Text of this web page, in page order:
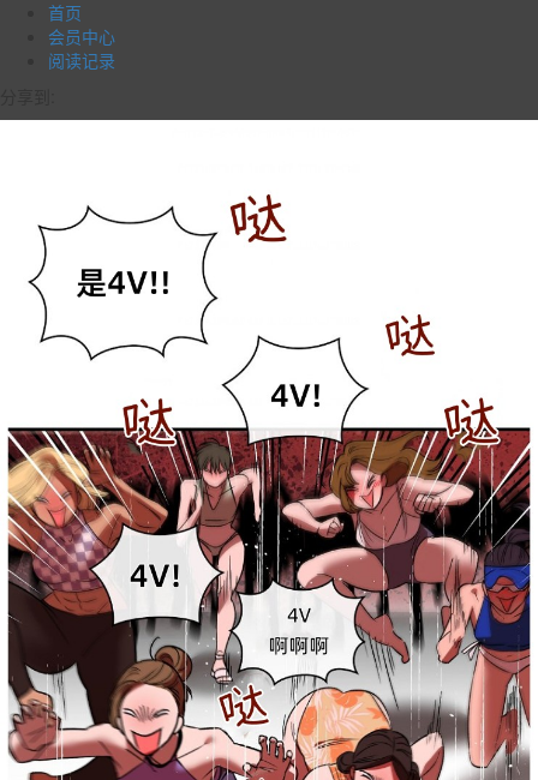
首页
会员中心
阅读记录